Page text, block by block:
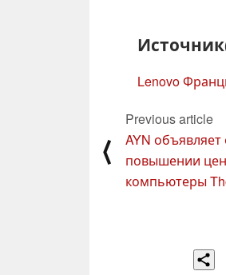
Lenovo
⟨
Previous article
AYN
повышении
компьютеры